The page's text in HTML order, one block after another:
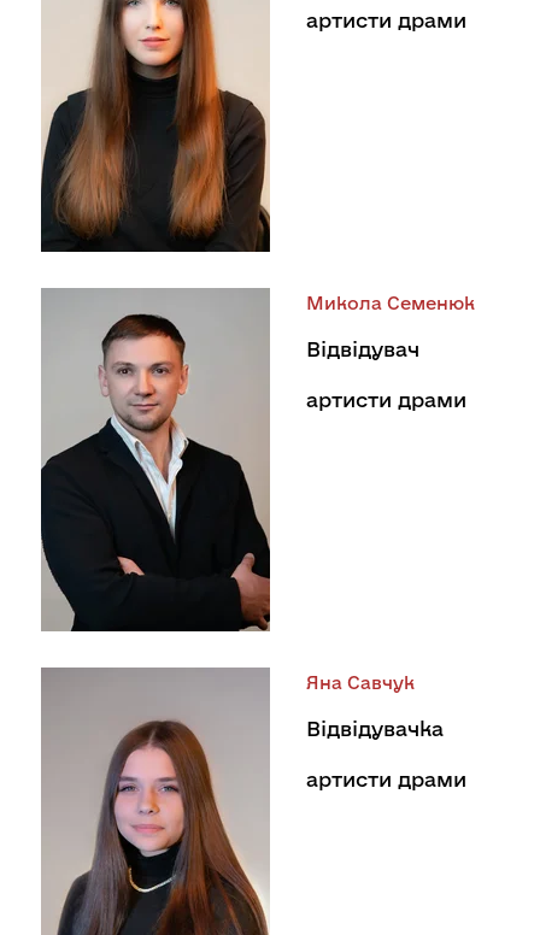
артисти драми
Микола Семенюк
Відвідувач
артисти драми
Яна Савчук
Відвідувачка
артисти драми